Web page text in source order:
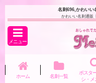
名刺696,かわいい
かわいい名刺通販
メニュー
ホーム 名刺一覧
ポスタ
シ・メ